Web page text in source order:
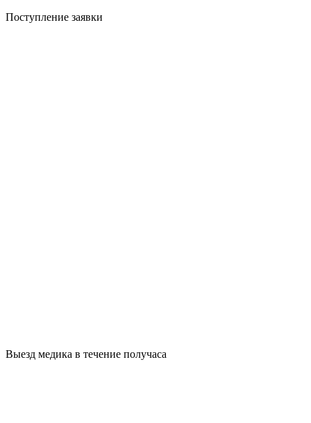
Поступление заявки
Выезд медика в течение получаса